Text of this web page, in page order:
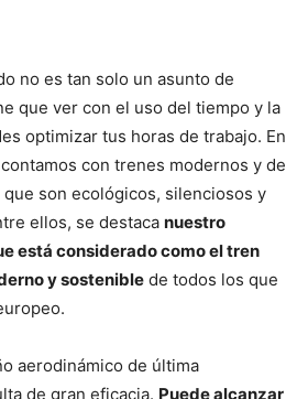
no es tan solo un asunto de
que ver con el uso del tiempo y la
optimizar tus horas de trabajo. En
con trenes modernos y de
que son ecológicos, silenciosos y
ellos, se destaca nuestro
está considerado como el tren
y sostenible de todos los que
aerodinámico de última
de gran eficacia. Puede alcanzar